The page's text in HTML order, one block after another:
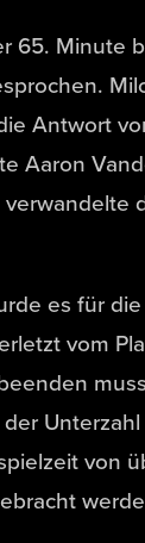
65. Minute
Antwort
Aaron
es für
vom
von